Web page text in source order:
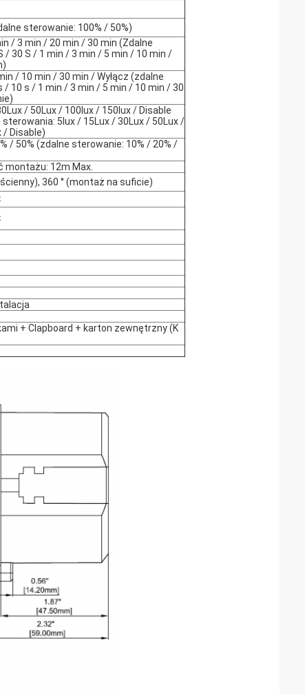
sterowanie: 100% / 50%)
/ 3 min / 20 min / 30 min (Zdalne
/ 30 S / 1 min / 3 min / 5 min / 10 min /
/ 10 min / 30 min / Wyłącz (zdalne
/ 10 s / 1 min / 3 min / 5 min / 10 min / 30
/ 50Lux / 100lux / 150lux / Disable
5lux / 15Lux / 30Lux / 50Lux /
/ Disable)
/ 50% (zdalne sterowanie: 10% / 20% /
montażu: 12m Max.
360 ° (montaż na suficie)
+ Clapboard + karton zewnętrzny (K